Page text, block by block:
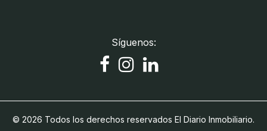
Síguenos:
© 2026 Todos los derechos reservados El Diario Inmobiliario.